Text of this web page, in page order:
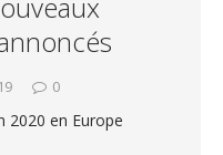
0
2020 en Europe